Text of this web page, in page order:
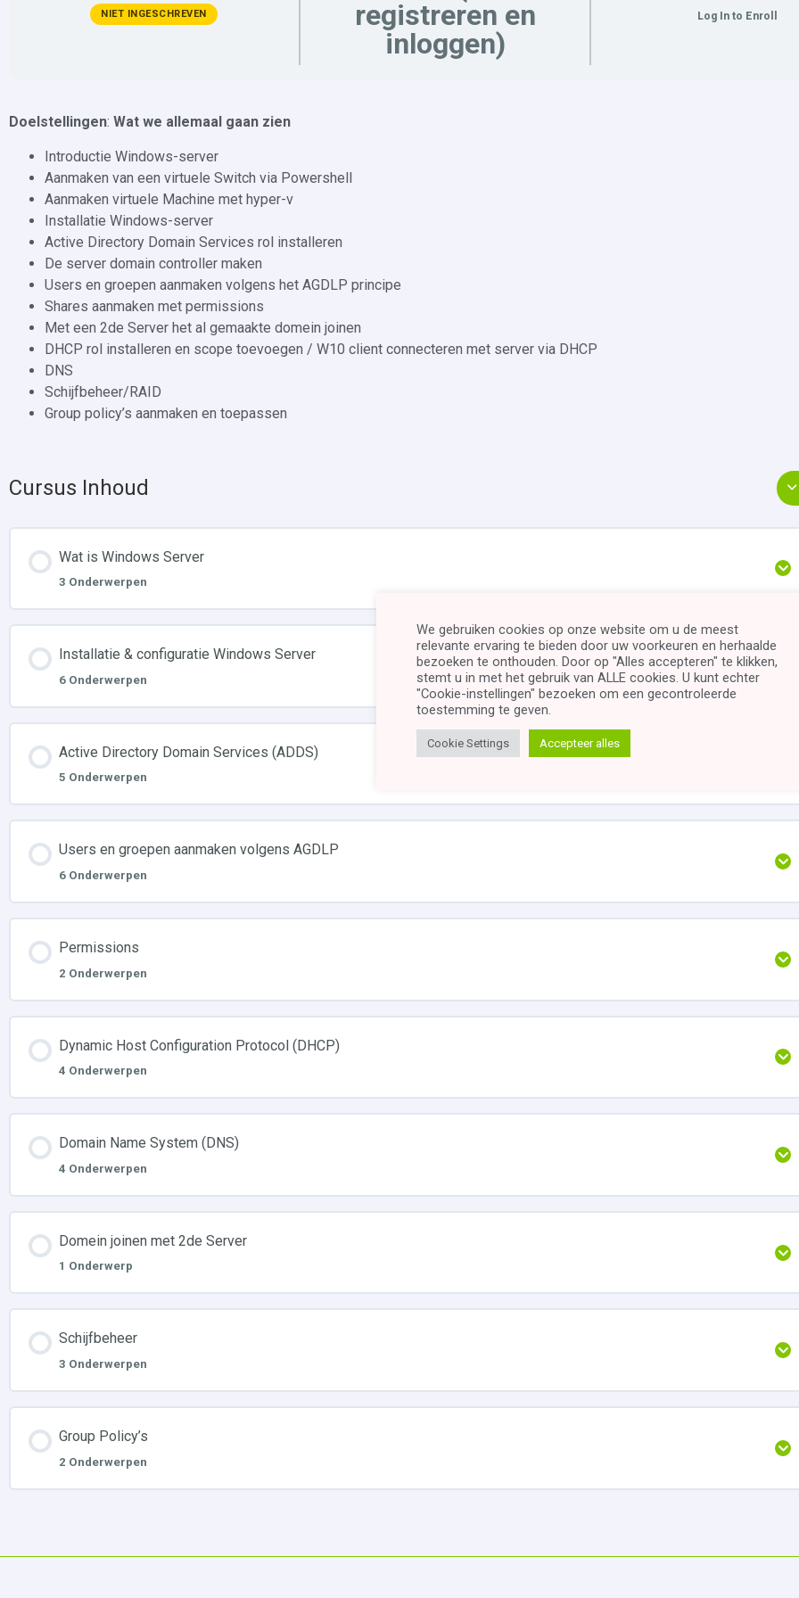
NIET INGESCHREVEN
registreren en
inloggen)
Log In to Enroll
Doelstellingen: Wat we allemaal gaan zien
Introductie Windows-server
Aanmaken van een virtuele Switch via Powershell
Aanmaken virtuele Machine met hyper-v
Installatie Windows-server
Active Directory Domain Services rol installeren
De server domain controller maken
Users en groepen aanmaken volgens het AGDLP principe
Shares aanmaken met permissions
Met een 2de Server het al gemaakte domein joinen
DHCP rol installeren en scope toevoegen / W10 client connecteren met server via DHCP
DNS
Schijfbeheer/RAID
Group policy’s aanmaken en toepassen
Cursus Inhoud
Wat is Windows Server
3 Onderwerpen
Installatie & configuratie Windows Server
6 Onderwerpen
Active Directory Domain Services (ADDS)
5 Onderwerpen
Users en groepen aanmaken volgens AGDLP
6 Onderwerpen
Permissions
2 Onderwerpen
Dynamic Host Configuration Protocol (DHCP)
4 Onderwerpen
Domain Name System (DNS)
4 Onderwerpen
Domein joinen met 2de Server
1 Onderwerp
Schijfbeheer
3 Onderwerpen
Group Policy’s
2 Onderwerpen
We gebruiken cookies op onze website om u de meest
relevante ervaring te bieden door uw voorkeuren en herhaalde
bezoeken te onthouden. Door op "Alles accepteren" te klikken,
stemt u in met het gebruik van ALLE cookies. U kunt echter
"Cookie-instellingen" bezoeken om een ​​gecontroleerde
toestemming te geven.
Cookie Settings Accepteer alles